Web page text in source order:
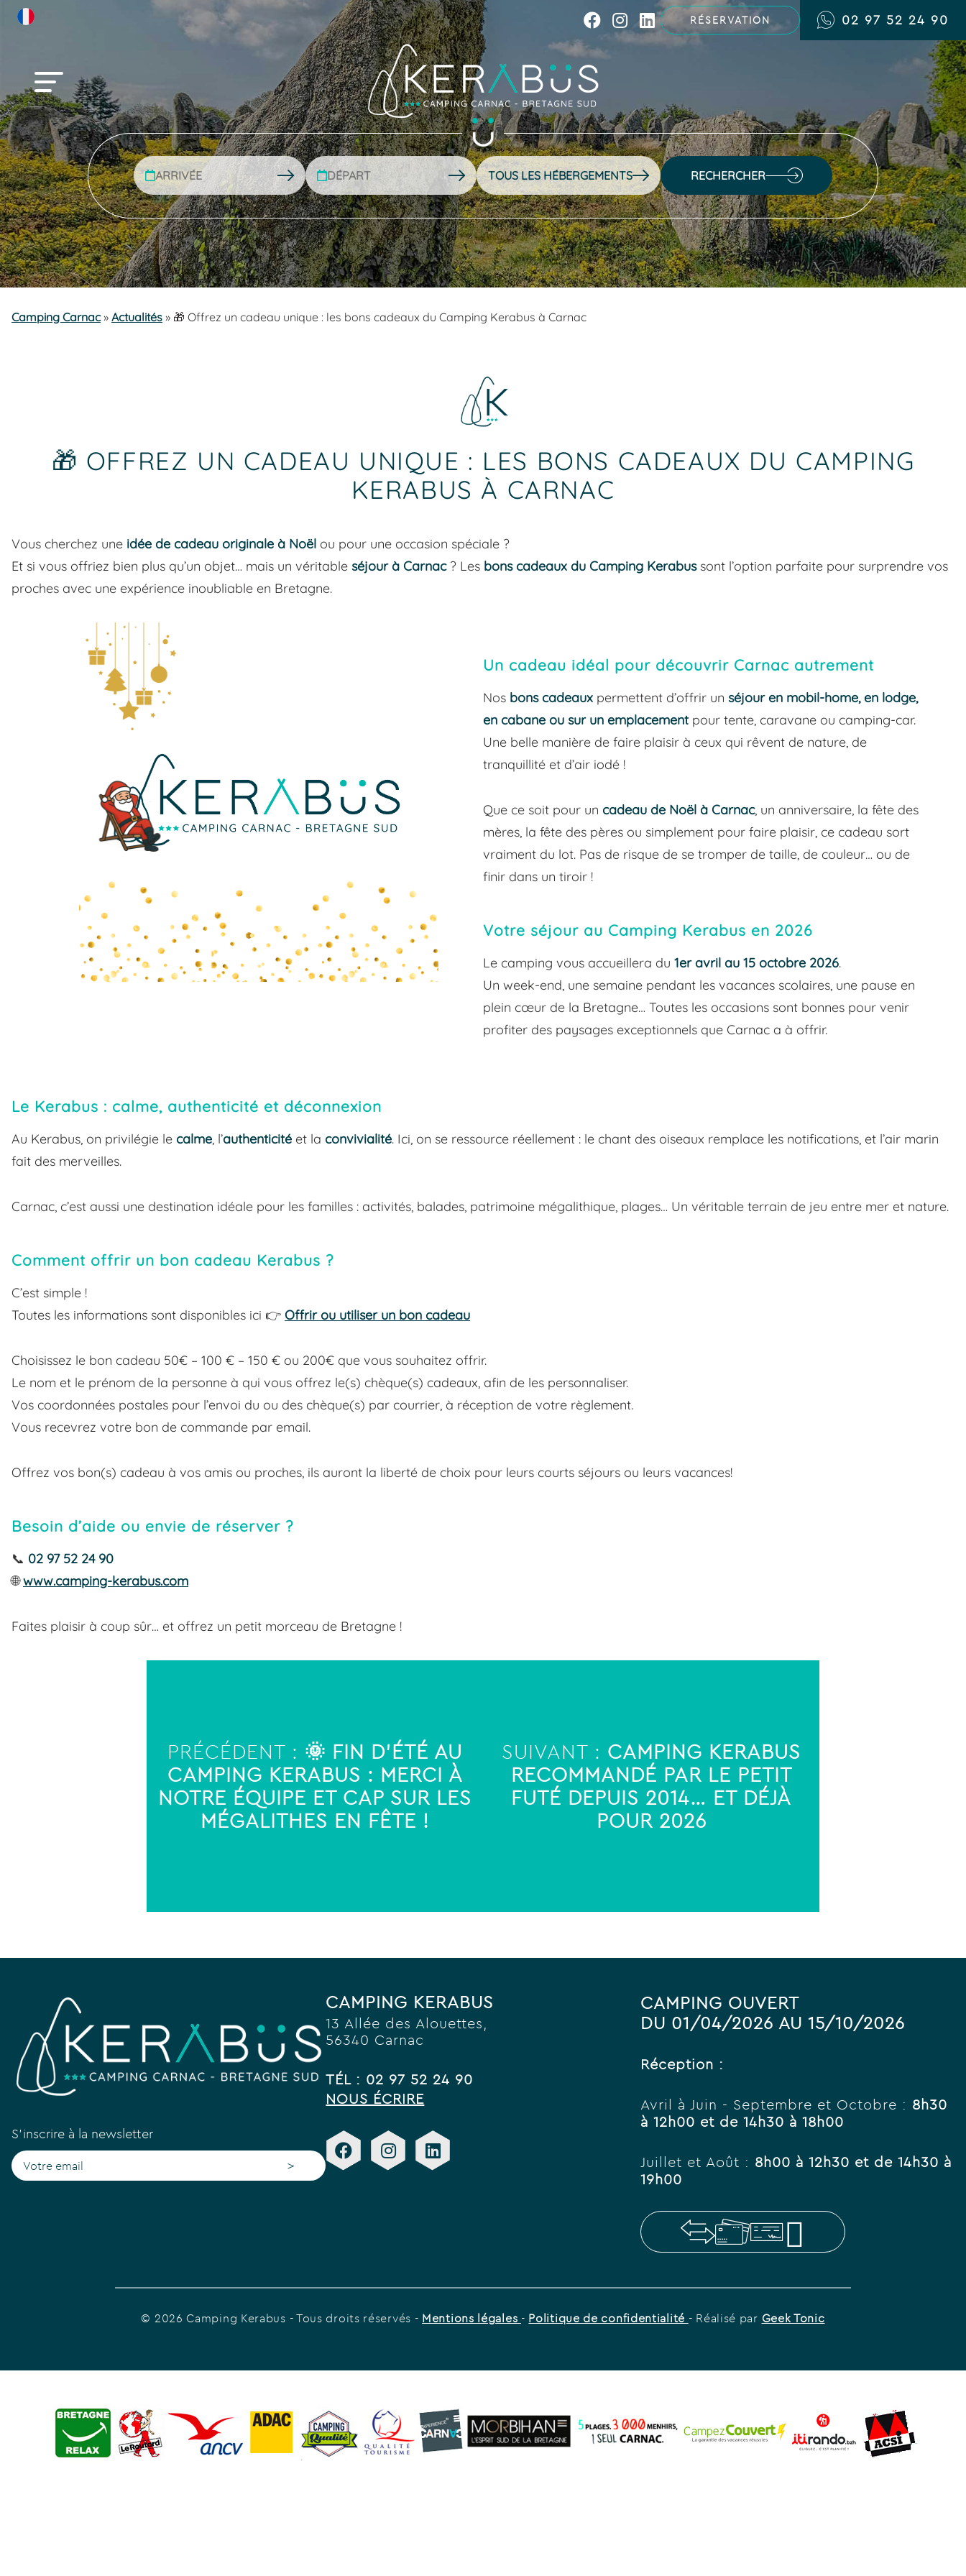
RÉSERVATION 02 97 52 24 90
RECHERCHER
Camping Carnac» Actualités » 🎁 Offrez un cadeau unique : les bons cadeaux du Camping Kerabus à Carnac
🎁 OFFREZ UN CADEAU UNIQUE : LES BONS CADEAUX DU CAMPING
KERABUS À CARNAC
Vous cherchez une idée de cadeau originale à Noël ou pour une occasion spéciale ?
Et si vous offriez bien plus qu’un objet… mais un véritable séjour à Carnac? Les bons cadeaux du Camping Kerabussont l’option parfaite pour surprendre vos
proches avec une expérience inoubliable en Bretagne.
Un cadeau idéal pour découvrir Carnac autrement
Nos bons cadeaux permettent d’offrir un séjour en mobil-home, en lodge,
en cabane ou sur un emplacementpour tente, caravane ou camping-car.
Une belle manière de faire plaisir à ceux qui rêvent de nature, de
tranquillité et d’air iodé !
Que ce soit pour un cadeau de Noël à Carnac, un anniversaire, la fête des
mères, la fête des pères ou simplement pour faire plaisir, ce cadeau sort
vraiment du lot. Pas de risque de se tromper de taille, de couleur… ou de
finir dans un tiroir !
Votre séjour au Camping Kerabus en 2026
Le camping vous accueillera du 1er avril au 15 octobre 2026.
Un week-end, une semaine pendant les vacances scolaires, une pause en
plein cœur de la Bretagne… Toutes les occasions sont bonnes pour venir
profiter des paysages exceptionnels que Carnac a à offrir.
Le Kerabus : calme, authenticité et déconnexion
Au Kerabus, on privilégie le calme, l’authenticité et la convivialité. Ici, on se ressource réellement : le chant des oiseaux remplace les notifications, et l’air marin
fait des merveilles.
Carnac, c’est aussi une destination idéale pour les familles : activités, balades, patrimoine mégalithique, plages… Un véritable terrain de jeu entre mer et nature.
Comment offrir un bon cadeau Kerabus ?
C’est simple !
Toutes les informations sont disponibles ici 👉 Offrir ou utiliser un bon cadeau
Choisissez le bon cadeau 50€ – 100 € – 150 € ou 200€ que vous souhaitez offrir.
Le nom et le prénom de la personne à qui vous offrez le(s) chèque(s) cadeaux, afin de les personnaliser.
Vos coordonnées postales pour l’envoi du ou des chèque(s) par courrier, à réception de votre règlement.
Vous recevrez votre bon de commande par email.
Offrez vos bon(s) cadeau à vos amis ou proches, ils auront la liberté de choix pour leurs courts séjours ou leurs vacances!
Besoin d’aide ou envie de réserver ?
📞 02 97 52 24 90
🌐www.camping-kerabus.com
Faites plaisir à coup sûr… et offrez un petit morceau de Bretagne !
PRÉCÉDENT : 🌞 FIN D’ÉTÉ AU
CAMPING KERABUS : MERCI À
NOTRE ÉQUIPE ET CAP SUR LES
MÉGALITHES EN FÊTE !
SUIVANT : CAMPING KERABUS
RECOMMANDÉ PAR LE PETIT
FUTÉ DEPUIS 2014… ET DÉJÀ
POUR 2026
S'inscrire à la newsletter
>
CAMPING KERABUS
13 Allée des Alouettes,
56340 Carnac
TÉL : 02 97 52 24 90
NOUS ÉCRIRE
CAMPING OUVERT
DU 01/04/2026 AU 15/10/2026
Réception :
Avril à Juin - Septembre et Octobre : 8h30
à 12h00 et de 14h30 à 18h00
Juillet et Août : 8h00 à 12h30 et de 14h30 à
19h00
© 2026 Camping Kerabus - Tous droits réservés - Mentions légales - Politique de confidentialité - Réalisé par Geek Tonic